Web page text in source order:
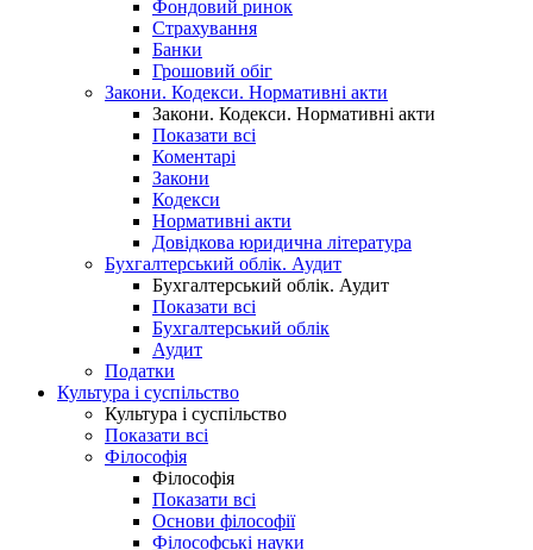
Фондовий ринок
Страхування
Банки
Грошовий обіг
Закони. Кодекси. Нормативні акти
Закони. Кодекси. Нормативні акти
Показати всі
Коментарі
Закони
Кодекси
Нормативні акти
Довідкова юридична література
Бухгалтерський облік. Аудит
Бухгалтерський облік. Аудит
Показати всі
Бухгалтерський облік
Аудит
Податки
Культура і суспільство
Культура і суспільство
Показати всі
Філософія
Філософія
Показати всі
Основи філософії
Філософські науки